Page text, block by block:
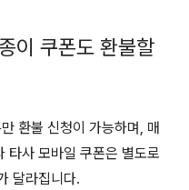
이 쿠폰도 환불할
환불 신청이 가능하며, 매
타사 모바일 쿠폰은 별도로
달라집니다.